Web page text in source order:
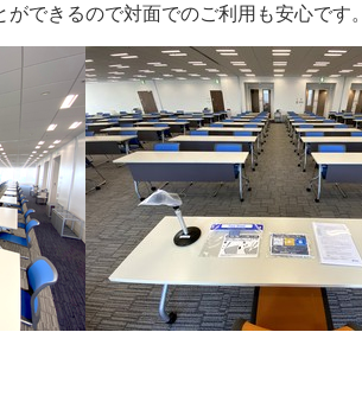
できるので対面でのご利用も安心です。